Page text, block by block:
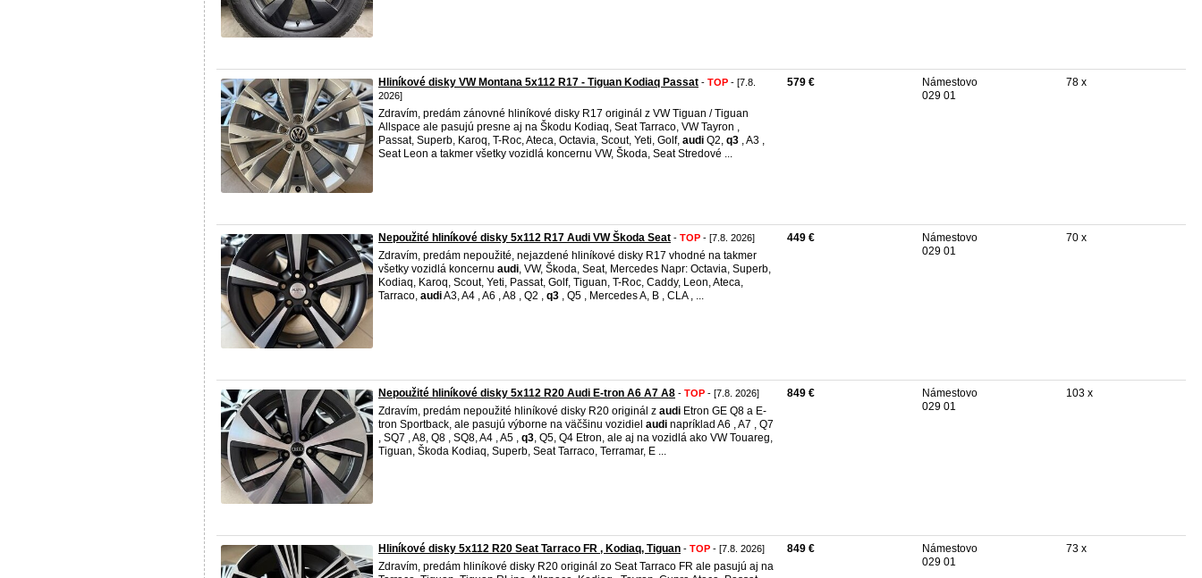
Hliníkové disky VW Montana 5x112 R17 - Tiguan Kodiaq Passat - TOP - [7.8.
2026]
Zdravím, predám zánovné hliníkové disky R17 originál z VW Tiguan / Tiguan
Allspace ale pasujú presne aj na Škodu Kodiaq, Seat Tarraco, VW Tayron ,
Passat, Superb, Karoq, T-Roc, Ateca, Octavia, Scout, Yeti, Golf, audi Q2, q3 , A3 ,
Seat Leon a takmer všetky vozidlá koncernu VW, Škoda, Seat Stredové ...
579 €
Námestovo
029 01
78 x
Nepoužité hliníkové disky 5x112 R17 Audi VW Škoda Seat - TOP - [7.8. 2026]
Zdravím, predám nepoužité, nejazdené hliníkové disky R17 vhodné na takmer
všetky vozidlá koncernu audi, VW, Škoda, Seat, Mercedes Napr: Octavia, Superb,
Kodiaq, Karoq, Scout, Yeti, Passat, Golf, Tiguan, T-Roc, Caddy, Leon, Ateca,
Tarraco, audiA3, A4 , A6 , A8 , Q2 , q3 , Q5 , Mercedes A, B , CLA , ...
449 €
Námestovo
029 01
70 x
Nepoužité hliníkové disky 5x112 R20 Audi E-tron A6 A7 A8 - TOP - [7.8. 2026]
Zdravím, predám nepoužité hliníkové disky R20 originál z audi Etron GE Q8 a E-
tron Sportback, ale pasujú výborne na väčšinu vozidiel audi napríklad A6 , A7 , Q7
, SQ7 , A8, Q8 , SQ8, A4 , A5 , q3, Q5, Q4 Etron, ale aj na vozidlá ako VW Touareg,
Tiguan, Škoda Kodiaq, Superb, Seat Tarraco, Terramar, E ...
849 €
Námestovo
029 01
103 x
Hliníkové disky 5x112 R20 Seat Tarraco FR , Kodiaq, Tiguan - TOP - [7.8. 2026]
Zdravím, predám hliníkové disky R20 originál zo Seat Tarraco FR ale pasujú aj na
849 €
Námestovo
029 01
73 x